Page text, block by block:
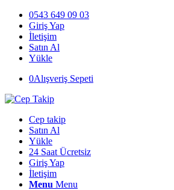
0543 649 09 03
Giriş Yap
İletişim
Satın Al
Yükle
0Alışveriş Sepeti
Cep takip
Satın Al
Yükle
24 Saat Ücretsiz
Giriş Yap
İletişim
Menu Menu